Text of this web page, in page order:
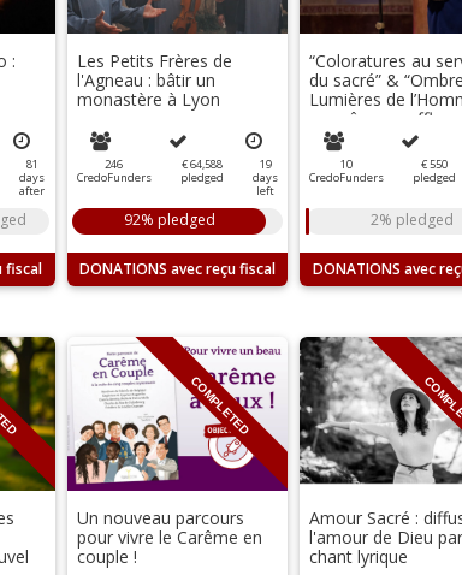
:
81
days
after
Les Petits Frères de
l'Agneau : bâtir un
monastère à Lyon
246
CredoFunders
€ 64,588
pledged
19
days
left
92% pledged
DONATIONS
“Coloratures au
du sacré” &
Lumières de
un même souffle
ressentir et s’élever.
10
CredoFunders
€ 550
pledged
2% pledged
DONATIONS
COMPLETED
Un nouveau parcours
pour vivre le Carême en
couple !
Amour Sacré :
l'amour de Dieu
chant lyrique